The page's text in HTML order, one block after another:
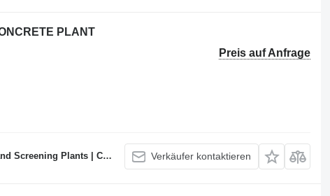
PLANT
Preis auf Anfrage
Batching Plants Manufacturer Verkäufer kontaktieren